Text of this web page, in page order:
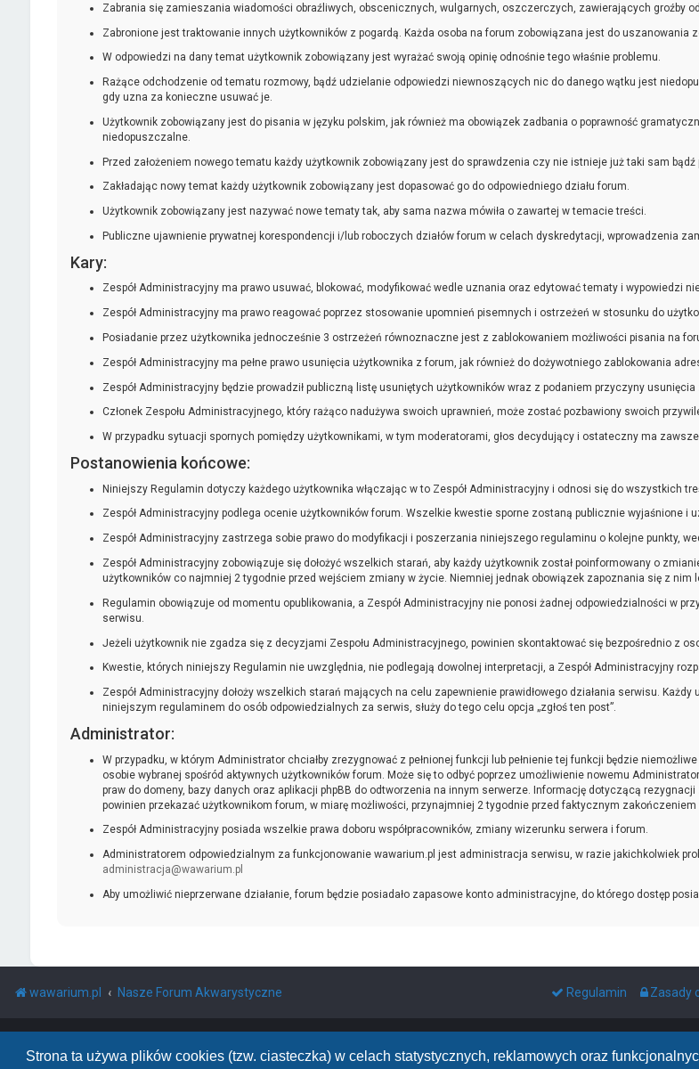
Strona ta używa plików cookies (tzw. ciasteczka) w celach statystycznych, reklamowych oraz
Zabrania się zamieszania wiadomości obraźliwych, obscenicznych, wulgarnych, oszczerczych, zawierających groźby
Zabronione jest traktowanie innych użytkowników z pogardą. Każda osoba na forum zobowiązana jest do uszanowania
W odpowiedzi na dany temat użytkownik zobowiązany jest wyrażać swoją opinię odnośnie tego właśnie problemu.
Rażące odchodzenie od tematu rozmowy, bądź udzielanie odpowiedzi niewnoszących nic do danego wątku jest
gdy uzna za konieczne usuwać je.
Użytkownik zobowiązany jest do pisania w języku polskim, jak również ma obowiązek zadbania o poprawność
niedopuszczalne.
Przed założeniem nowego tematu każdy użytkownik zobowiązany jest do sprawdzenia czy nie istnieje już taki sam bądź
Zakładając nowy temat każdy użytkownik zobowiązany jest dopasować go do odpowiedniego działu forum.
Użytkownik zobowiązany jest nazywać nowe tematy tak, aby sama nazwa mówiła o zawartej w temacie treści.
Publiczne ujawnienie prywatnej korespondencji i/lub roboczych działów forum w celach dyskredytacji, wprowadzenia
Kary:
Zespół Administracyjny ma prawo usuwać, blokować, modyfikować wedle uznania oraz edytować tematy i wypowiedzi
Zespół Administracyjny ma prawo reagować poprzez stosowanie upomnień pisemnych i ostrzeżeń w stosunku do
Posiadanie przez użytkownika jednocześnie 3 ostrzeżeń równoznaczne jest z zablokowaniem możliwości pisania na
Zespół Administracyjny ma pełne prawo usunięcia użytkownika z forum, jak również do dożywotniego zablokowania
Zespół Administracyjny będzie prowadził publiczną listę usuniętych użytkowników wraz z podaniem przyczyny usunięcia
Członek Zespołu Administracyjnego, który rażąco nadużywa swoich uprawnień, może zostać pozbawiony swoich
W przypadku sytuacji spornych pomiędzy użytkownikami, w tym moderatorami, głos decydujący i ostateczny ma
Postanowienia końcowe:
Niniejszy Regulamin dotyczy każdego użytkownika włączając w to Zespół Administracyjny i odnosi się do wszystkich
Zespół Administracyjny podlega ocenie użytkowników forum. Wszelkie kwestie sporne zostaną publicznie wyjaśnione i
Zespół Administracyjny zastrzega sobie prawo do modyfikacji i poszerzania niniejszego regulaminu o kolejne punkty,
Zespół Administracyjny zobowiązuje się dołożyć wszelkich starań, aby każdy użytkownik został poinformowany o
użytkowników co najmniej 2 tygodnie przed wejściem zmiany w życie. Niemniej jednak obowiązek zapoznania się z nim
Regulamin obowiązuje od momentu opublikowania, a Zespół Administracyjny nie ponosi żadnej odpowiedzialności w
serwisu.
Jeżeli użytkownik nie zgadza się z decyzjami Zespołu Administracyjnego, powinien skontaktować się bezpośrednio z
Kwestie, których niniejszy Regulamin nie uwzględnia, nie podlegają dowolnej interpretacji, a Zespół Administracyjny
Zespół Administracyjny dołoży wszelkich starań mających na celu zapewnienie prawidłowego działania serwisu.
niniejszym regulaminem do osób odpowiedzialnych za serwis, służy do tego celu opcja „zgłoś ten post”.
Administrator:
W przypadku, w którym Administrator chciałby zrezygnować z pełnionej funkcji lub pełnienie tej funkcji będzie
osobie wybranej spośród aktywnych użytkowników forum. Może się to odbyć poprzez umożliwienie nowemu
praw do domeny, bazy danych oraz aplikacji phpBB do odtworzenia na innym serwerze. Informację dotyczącą
powinien przekazać użytkownikom forum, w miarę możliwości, przynajmniej 2 tygodnie przed faktycznym zakończeniem
Zespół Administracyjny posiada wszelkie prawa doboru współpracowników, zmiany wizerunku serwera i forum.
Administratorem odpowiedzialnym za funkcjonowanie wawarium.pl jest administracja serwisu, w razie jakichkolwiek
administracja@wawarium.pl
Aby umożliwić nieprzerwane działanie, forum będzie posiadało zapasowe konto administracyjne, do którego dostęp
wawarium.pl Nasze Forum Akwarystyczne Zasady
Regulamin
Polski pakiet językowy dostarczaphpBB.pl